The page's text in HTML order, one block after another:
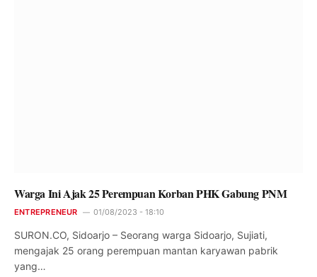
Warga Ini Ajak 25 Perempuan Korban PHK Gabung PNM
ENTREPRENEUR 01/08/2023 - 18:10
SURON.CO, Sidoarjo – Seorang warga Sidoarjo, Sujiati,
mengajak 25 orang perempuan mantan karyawan pabrik
yang…